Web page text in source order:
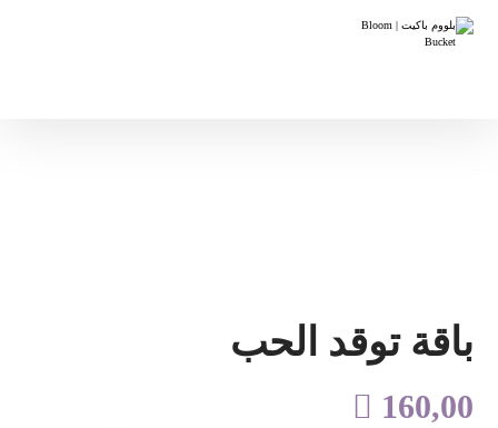
باقة توقد الحب
 160,00